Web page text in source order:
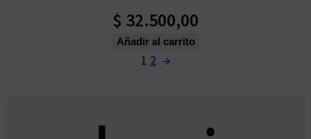
$ 32.500,00
Añadir al carrito
1 2 →